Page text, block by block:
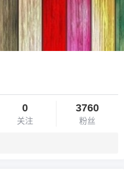
0
关注
3760
粉丝